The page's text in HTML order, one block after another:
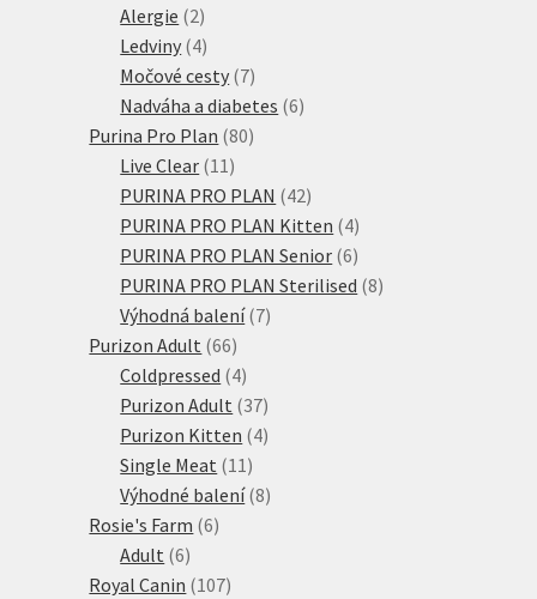
Alergie 22
produkty
Ledviny 44
produkty
Močové cesty 77
produktů
Nadváha a diabetes 66
Purina Pro Plan 8080
Live Clear 11 11
produktů
PURINA PRO PLAN 4242
produktů
PURINA PRO PLAN Kitten 44
produkty
PURINA PRO PLAN Senior 66
produktů
PURINA PRO PLAN Sterilised 88
Výhodná balení 77
Purizon Adult 6666
produktů
Coldpressed 44
produkty
Purizon Adult 3737
produktů
Purizon Kitten 44
Single Meat 11 11
produktů
Výhodné balení 88
Rosie's Farm 66
Adult 66
produktů
Royal Canin 107107